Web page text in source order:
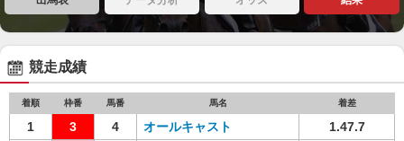
競走成績
着順 枠番 馬番 馬名 着差
1 3 4 オールキャスト
1.47.7